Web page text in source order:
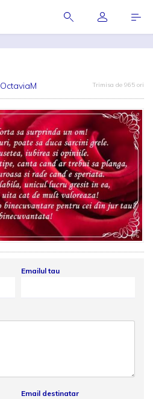
OctaviaM Trimisa de 965 ori
Emailul tau
Email destinatar